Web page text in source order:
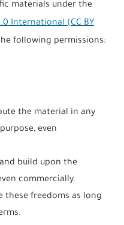
materials under the
International (CC BY
following permissions:
the material in any
even
build upon the
commercially.
these freedoms as long